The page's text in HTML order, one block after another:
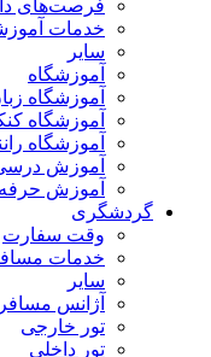
فرصت‌های
خدمات
سایر
آموزشگاه
آموزشگاه
آموزشگاه
آموزشگاه
آموزش
آموزش
گردشگری
وقت سفارت
خدمات
سایر
آژانس
تور خارجی
تور داخلی